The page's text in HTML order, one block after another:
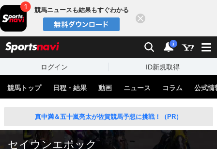
競馬ニュースも結果もすぐわかる
検索 通知
i
ログイン ID新規取得
競馬トップ 日程・結果 動画 ニュース コラム 公式情
真中満＆五十嵐亮太が佐賀競馬予想に挑戦！（PR）
セイウンエポック